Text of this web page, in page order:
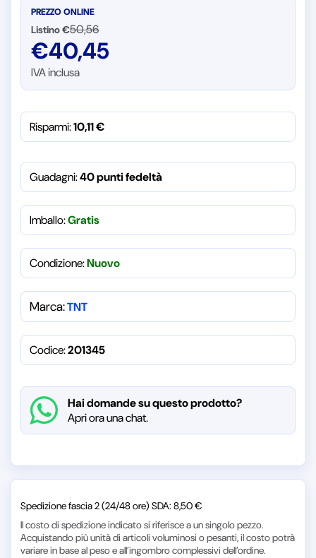
PREZZO ONLINE
Listino €50,56
€40,45
IVA inclusa
Risparmi:10,11€
Guadagni:40 punti fedeltà
Imballo:Gratis
Condizione:Nuovo
Marca:TNT
Codice:201345
Hai domande su questo prodotto?
Apri ora una chat.
Spedizione fascia 2 (24/48 ore) SDA: 8,50 €
Il costo di spedizione indicato si riferisce a un singolo pezzo.
Acquistando più unità di articoli voluminosi o pesanti, il costo potrà
variare in base al peso e all’ingombro complessivi dell’ordine.